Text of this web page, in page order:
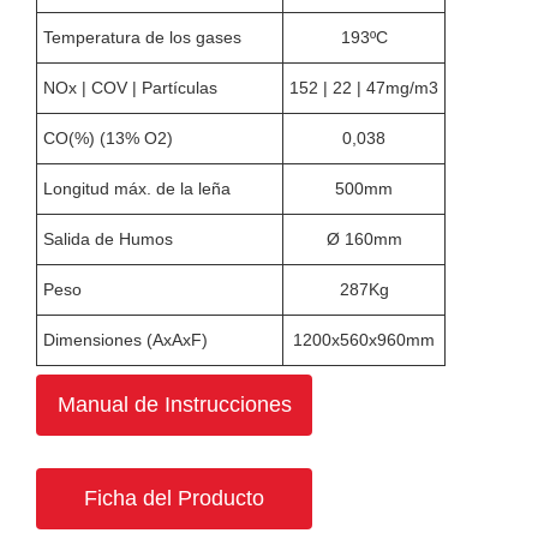
Temperatura de los gases 193ºC
NOx | COV | Partículas 152 | 22 | 47mg/m3
CO(%) (13% O2) 0,038
Longitud máx. de la leña 500mm
Salida de Humos Ø 160mm
Peso 287Kg
Dimensiones (AxAxF) 1200x560x960mm
Manual de Instrucciones
Ficha del Producto